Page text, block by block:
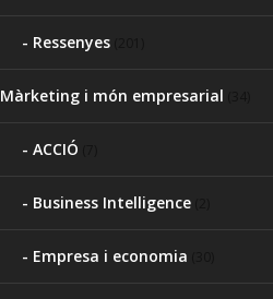
Ressenyes
Màrketing i món empresarial
ACCIÓ
Business Intelligence
Empresa i economia